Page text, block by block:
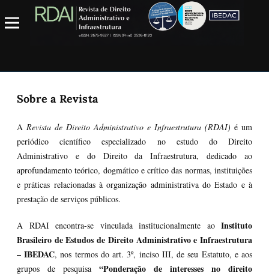
Sobre a Revista
A Revista de Direito Administrativo e Infraestrutura (RDAI) é um
periódico científico especializado no estudo do Direito
Administrativo e do Direito da Infraestrutura, dedicado ao
aprofundamento teórico, dogmático e crítico das normas, instituições
e práticas relacionadas à organização administrativa do Estado e à
prestação de serviços públicos.
A RDAI encontra-se vinculada institucionalmente ao Instituto
Brasileiro de Estudos de Direito Administrativo e Infraestrutura
– IBEDAC, nos termos do art. 3º, inciso III, de seu Estatuto, e aos
grupos de pesquisa “Ponderação de interesses no direito